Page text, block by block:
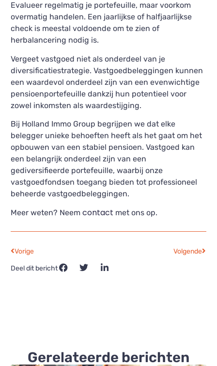
Evalueer regelmatig je portefeuille, maar voorkom
overmatig handelen. Een jaarlijkse of halfjaarlijkse
check is meestal voldoende om te zien of
herbalancering nodig is.
Vergeet vastgoed niet als onderdeel van je
diversificatiestrategie. Vastgoedbeleggingen kunnen
een waardevol onderdeel zijn van een evenwichtige
pensioenportefeuille dankzij hun potentieel voor
zowel inkomsten als waardestijging.
Bij Holland Immo Group begrijpen we dat elke
belegger unieke behoeften heeft als het gaat om het
opbouwen van een stabiel pensioen. Vastgoed kan
een belangrijk onderdeel zijn van een
gediversifieerde portefeuille, waarbij onze
vastgoedfondsen toegang bieden tot professioneel
beheerde vastgoedbeleggingen.
Meer weten? Neemcontact met ons op.
Vorige Volgende
Deel dit bericht
Gerelateerde berichten